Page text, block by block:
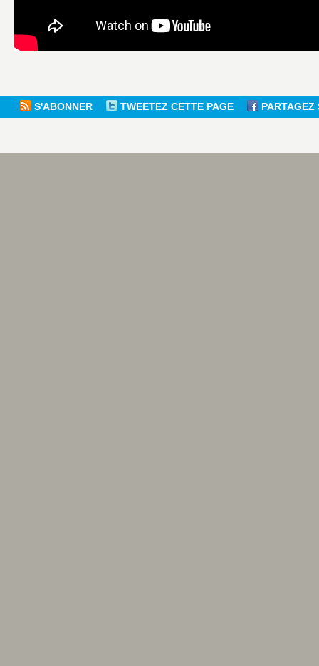
S'ABONNER TWEETEZ CETTE PAGE PARTAGEZ